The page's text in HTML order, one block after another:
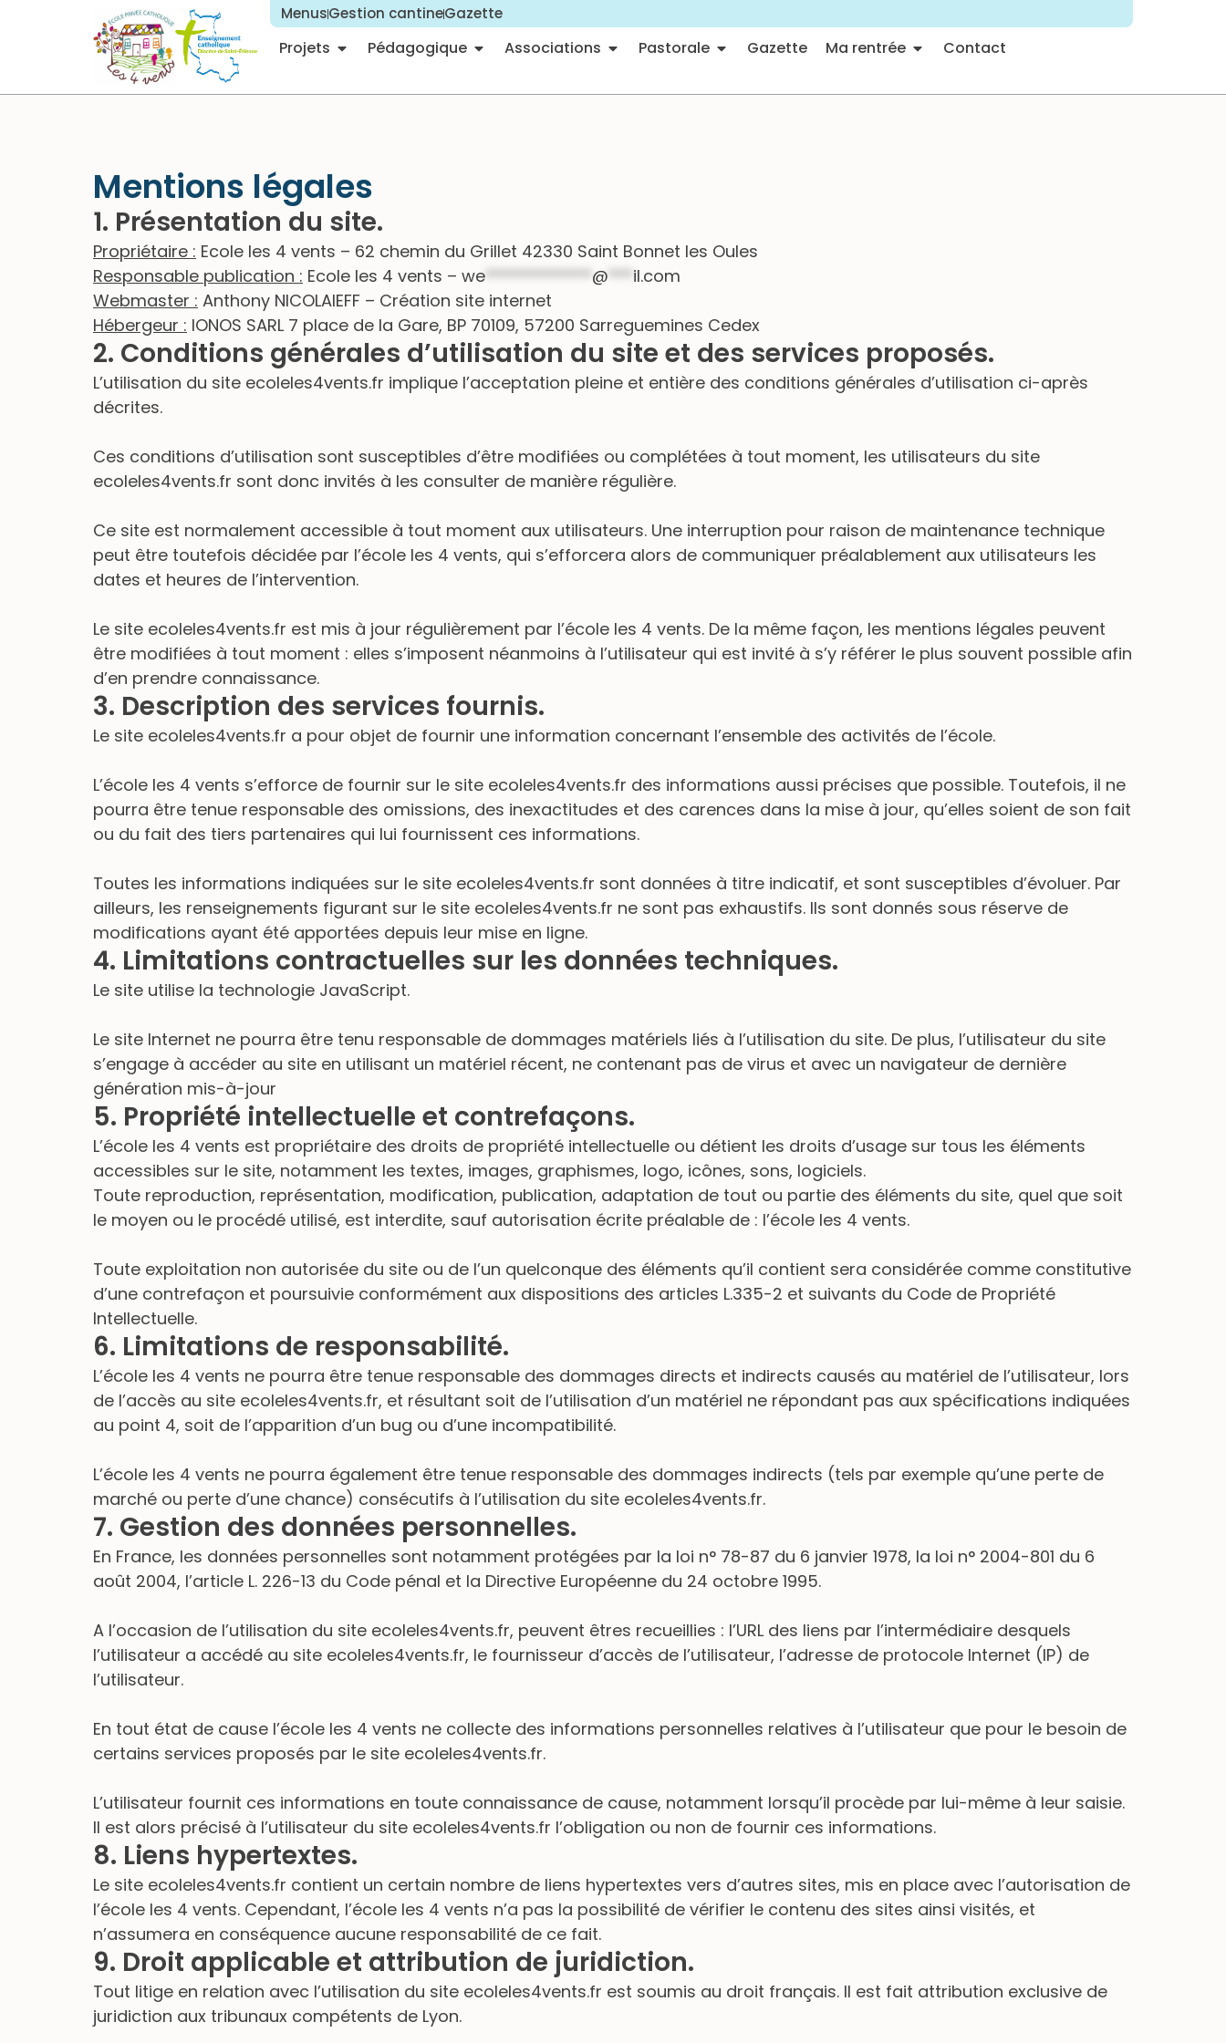
MenusGestion cantineGazette
Projets Pédagogique Associations Pastorale Gazette Ma rentrée Contact
Mentions légales
1. Présentation du site.
Propriétaire : Ecole les 4 vents – 62 chemin du Grillet 42330 Saint Bonnet les Oules
Responsable publication : Ecole les 4 vents – we************* @ *** il.com
Webmaster : Anthony NICOLAIEFF – Création site internet
Hébergeur : IONOS SARL 7 place de la Gare, BP 70109, 57200 Sarreguemines Cedex
2. Conditions générales d’utilisation du site et des services proposés.
L’utilisation du site ecoleles4vents.fr implique l’acceptation pleine et entière des conditions générales d’utilisation ci-après
décrites.
Ces conditions d’utilisation sont susceptibles d’être modifiées ou complétées à tout moment, les utilisateurs du site
ecoleles4vents.fr sont donc invités à les consulter de manière régulière.
Ce site est normalement accessible à tout moment aux utilisateurs. Une interruption pour raison de maintenance technique
peut être toutefois décidée par l’école les 4 vents, qui s’efforcera alors de communiquer préalablement aux utilisateurs les
dates et heures de l’intervention.
Le site ecoleles4vents.fr est mis à jour régulièrement par l’école les 4 vents. De la même façon, les mentions légales peuvent
être modifiées à tout moment : elles s’imposent néanmoins à l’utilisateur qui est invité à s’y référer le plus souvent possible afin
d’en prendre connaissance.
3. Description des services fournis.
Le site ecoleles4vents.fr a pour objet de fournir une information concernant l’ensemble des activités de l’école.
L’école les 4 vents s’efforce de fournir sur le site ecoleles4vents.fr des informations aussi précises que possible. Toutefois, il ne
pourra être tenue responsable des omissions, des inexactitudes et des carences dans la mise à jour, qu’elles soient de son fait
ou du fait des tiers partenaires qui lui fournissent ces informations.
Toutes les informations indiquées sur le site ecoleles4vents.fr sont données à titre indicatif, et sont susceptibles d’évoluer. Par
ailleurs, les renseignements figurant sur le site ecoleles4vents.fr ne sont pas exhaustifs. Ils sont donnés sous réserve de
modifications ayant été apportées depuis leur mise en ligne.
4. Limitations contractuelles sur les données techniques.
Le site utilise la technologie JavaScript.
Le site Internet ne pourra être tenu responsable de dommages matériels liés à l’utilisation du site. De plus, l’utilisateur du site
s’engage à accéder au site en utilisant un matériel récent, ne contenant pas de virus et avec un navigateur de dernière
génération mis-à-jour
5. Propriété intellectuelle et contrefaçons.
L’école les 4 vents est propriétaire des droits de propriété intellectuelle ou détient les droits d’usage sur tous les éléments
accessibles sur le site, notamment les textes, images, graphismes, logo, icônes, sons, logiciels.
Toute reproduction, représentation, modification, publication, adaptation de tout ou partie des éléments du site, quel que soit
le moyen ou le procédé utilisé, est interdite, sauf autorisation écrite préalable de : l’école les 4 vents.
Toute exploitation non autorisée du site ou de l’un quelconque des éléments qu’il contient sera considérée comme constitutive
d’une contrefaçon et poursuivie conformément aux dispositions des articles L.335-2 et suivants du Code de Propriété
Intellectuelle.
6. Limitations de responsabilité.
L’école les 4 vents ne pourra être tenue responsable des dommages directs et indirects causés au matériel de l’utilisateur, lors
de l’accès au site ecoleles4vents.fr, et résultant soit de l’utilisation d’un matériel ne répondant pas aux spécifications indiquées
au point 4, soit de l’apparition d’un bug ou d’une incompatibilité.
L’école les 4 vents ne pourra également être tenue responsable des dommages indirects (tels par exemple qu’une perte de
marché ou perte d’une chance) consécutifs à l’utilisation du site ecoleles4vents.fr.
7. Gestion des données personnelles.
En France, les données personnelles sont notamment protégées par la loi n° 78-87 du 6 janvier 1978, la loi n° 2004-801 du 6
août 2004, l’article L. 226-13 du Code pénal et la Directive Européenne du 24 octobre 1995.
A l’occasion de l’utilisation du site ecoleles4vents.fr, peuvent êtres recueillies : l’URL des liens par l’intermédiaire desquels
l’utilisateur a accédé au site ecoleles4vents.fr, le fournisseur d’accès de l’utilisateur, l’adresse de protocole Internet (IP) de
l’utilisateur.
En tout état de cause l’école les 4 vents ne collecte des informations personnelles relatives à l’utilisateur que pour le besoin de
certains services proposés par le site ecoleles4vents.fr.
L’utilisateur fournit ces informations en toute connaissance de cause, notamment lorsqu’il procède par lui-même à leur saisie.
Il est alors précisé à l’utilisateur du site ecoleles4vents.fr l’obligation ou non de fournir ces informations.
8. Liens hypertextes.
Le site ecoleles4vents.fr contient un certain nombre de liens hypertextes vers d’autres sites, mis en place avec l’autorisation de
l’école les 4 vents. Cependant, l’école les 4 vents n’a pas la possibilité de vérifier le contenu des sites ainsi visités, et
n’assumera en conséquence aucune responsabilité de ce fait.
9. Droit applicable et attribution de juridiction.
Tout litige en relation avec l’utilisation du site ecoleles4vents.fr est soumis au droit français. Il est fait attribution exclusive de
juridiction aux tribunaux compétents de Lyon.